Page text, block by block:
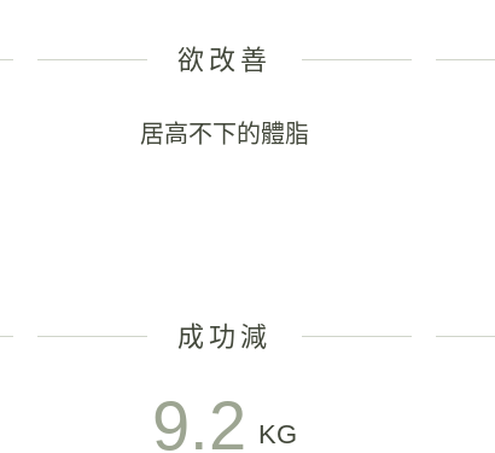
欲改善
居高不下的體脂
成功減
9.2 KG